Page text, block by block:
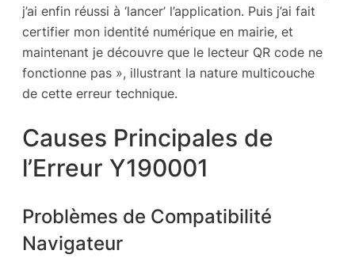
j’ai enfin réussi à ‘lancer’ l’application. Puis j’ai fait
certifier mon identité numérique en mairie, et
maintenant je découvre que le lecteur QR code ne
fonctionne pas », illustrant la nature multicouche
de cette erreur technique.
Causes Principales de
l’Erreur Y190001
Problèmes de Compatibilité
Navigateur